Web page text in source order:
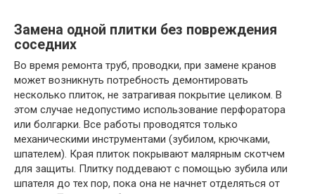
Замена одной плитки без повреждения
соседних
Во время ремонта труб, проводки, при замене кранов
может возникнуть потребность демонтировать
несколько плиток, не затрагивая покрытие целиком. В
этом случае недопустимо использование перфоратора
или болгарки. Все работы проводятся только
механическими инструментами (зубилом, крючками,
шпателем). Края плиток покрывают малярным скотчем
для защиты. Плитку поддевают с помощью зубила или
шпателя до тех пор, пока она не начнет отделяться от